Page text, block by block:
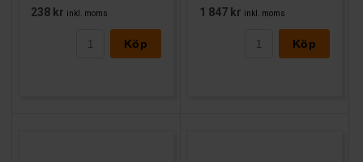
238 kr inkl. moms
Köp
1 847 kr inkl. moms
Köp